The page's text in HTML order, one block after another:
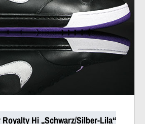
Hi „Schwarz/Silber-Lila“